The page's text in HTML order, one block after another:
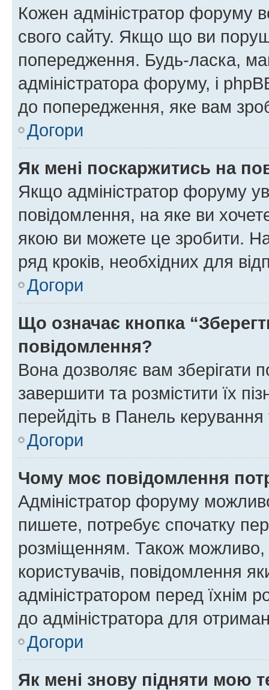
Кожен адміністратор форуму
свого сайту. Якщо що ви
попередження. Будь-ласка,
адміністратора форуму, і
до попередження, яке вам
Догори
Як мені поскаржитись на
Якщо адміністратор форуму
повідомлення, на яке ви
якою ви можете це зробити.
ряд кроків, необхідних для
Догори
Що означає кнопка
повідомлення?
Вона дозволяє вам зберігати
завершити та розмістити їх
перейдіть в Панель керування
Догори
Чому моє повідомлення
Адміністратор форуму
пишете, потребує спочатку
розміщенням. Також можливо,
користувачів, повідомлення
адміністратором перед їхнім
до адміністратора для
Догори
Як мені знову підняти мою